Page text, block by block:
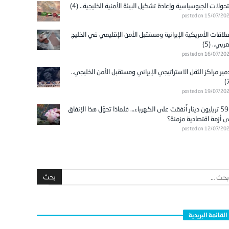
الجيوسياسية وإعادة تشكيل البيئة الأمنية الخليجية.. (4)
posted on 15/07/
الأمريكية الإيرانية ومستقبل الأمن الإقليمي في الخليج
(5)
posted on 16/07/
مراكز الثقل الاستراتيجي الإيراني ومستقبل الأمن الخليجي..
posted on 19/07/
596 تريليون دينار أُنفقت على الكهرباء… فلماذا تحوّل هذا الإنفاق
أزمة اقتصادية مزمنة؟
posted on 12/07/
القائمة البريدية